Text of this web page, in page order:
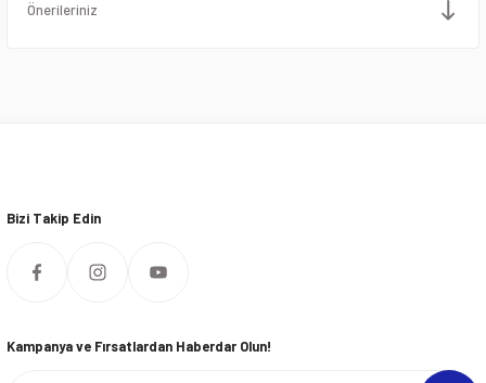
Önerileriniz
Bizi Takip Edin
Kampanya ve Fırsatlardan Haberdar Olun!